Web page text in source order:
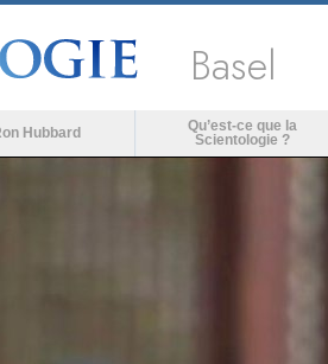
Basel
Hubbard
Qu’est-ce que la
Scientologie ?